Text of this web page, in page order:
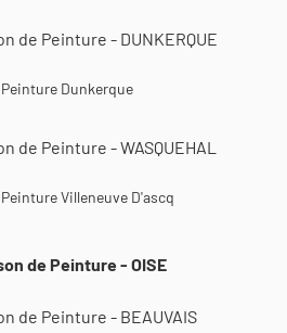
de Peinture - DUNKERQUE
Dunkerque
de Peinture - WASQUEHAL
Villeneuve D'ascq
de Peinture - OISE
de Peinture - BEAUVAIS